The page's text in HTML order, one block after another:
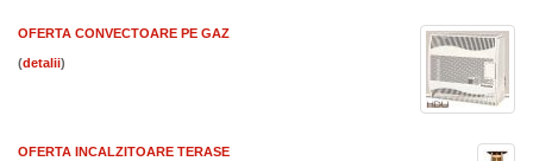
OFERTA CONVECTOARE PE GAZ
( )
OFERTA INCALZITOARE TERASE